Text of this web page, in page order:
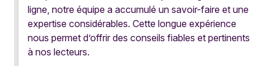
ligne, notre équipe a accumulé un savoir-faire et une
expertise considérables. Cette longue expérience
nous permet d’offrir des conseils fiables et pertinents
à nos lecteurs.